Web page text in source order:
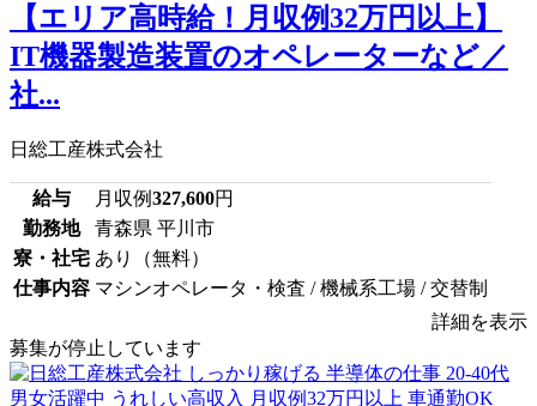
【エリア高時給！月収例32万円以上】
IT機器製造装置のオペレーターなど／
社...
日総工産株式会社
給与 月収例327,600円
勤務地
青森県 平川市
寮・社宅 あり（無料）
仕事内容 マシンオペレータ・検査 / 機械系工場 / 交替制
詳細を表示
募集が停止しています